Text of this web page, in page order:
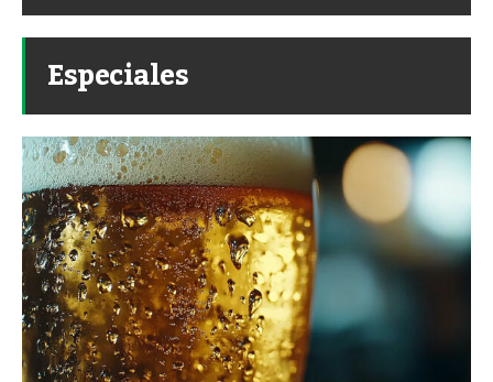
Especiales